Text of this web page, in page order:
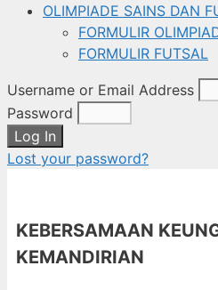
OLIMPIADE SAINS DAN
FORMULIR
FORMULIR FUTSAL
Username or Email Address
Password
Log In
Lost your password?
KEBERSAMAAN
KEMANDIRIAN